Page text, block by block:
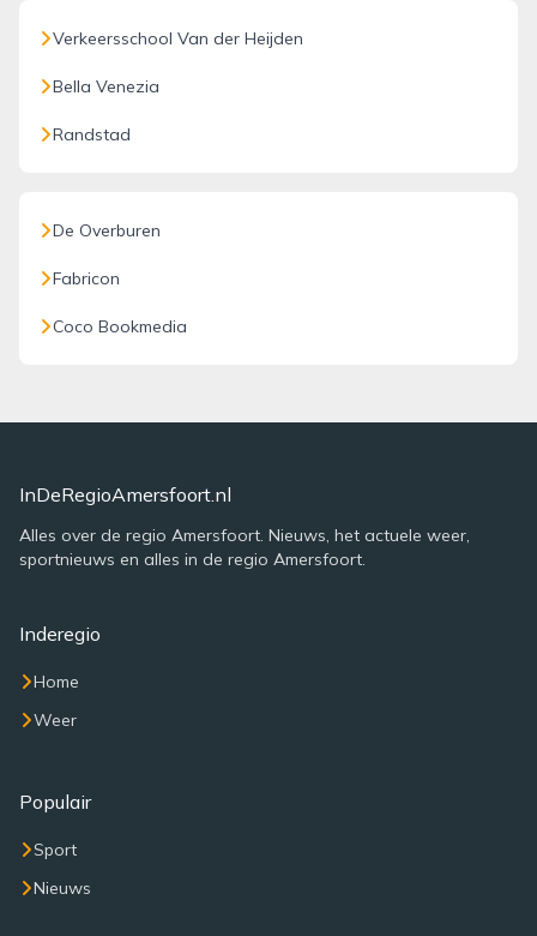
Verkeersschool Van der Heijden
Bella Venezia
Randstad
De Overburen
Fabricon
Coco Bookmedia
InDeRegioAmersfoort.nl
Alles over de regio Amersfoort. Nieuws, het actuele weer,
sportnieuws en alles in de regio Amersfoort.
Inderegio
Home
Weer
Populair
Sport
Nieuws